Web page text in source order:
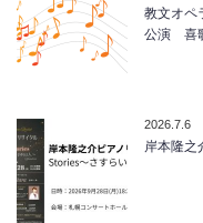
教文オペ
公演 喜
2026.7.6
岸本隆